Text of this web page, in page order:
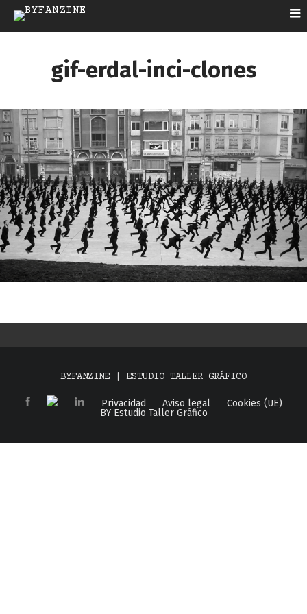
gif-erdal-inci-clones
BYFANZINE | ESTUDIO TALLER GRÁFICO
Privacidad Aviso legal
Cookies (UE)
BY Estudio Taller Gráfico